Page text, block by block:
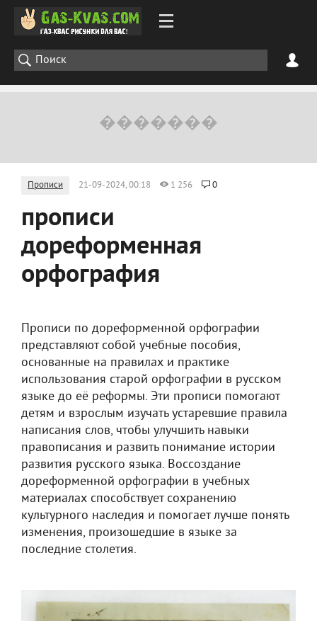
Прописи 21-09-2024, 00:18 1 256 0
прописи
дореформенная
орфография
Прописи по дореформенной орфографии
представляют собой учебные пособия,
основанные на правилах и практике
использования старой орфографии в русском
языке до её реформы. Эти прописи помогают
детям и взрослым изучать устаревшие правила
написания слов, чтобы улучшить навыки
правописания и развить понимание истории
развития русского языка. Воссоздание
дореформенной орфографии в учебных
материалах способствует сохранению
культурного наследия и помогает лучше понять
изменения, произошедшие в языке за
последние столетия.